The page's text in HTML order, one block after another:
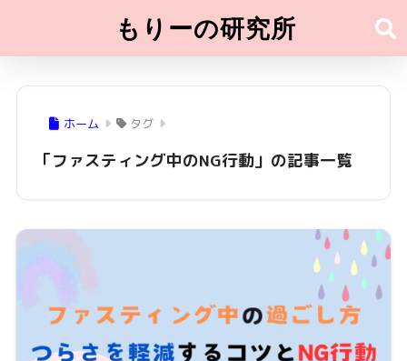
もりーの研究所
ホーム タグ
「ファスティング中のNG行動」の記事一覧